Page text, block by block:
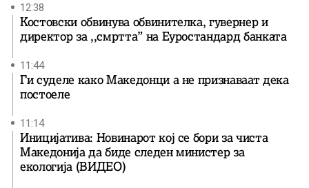
12:38
Костовски обвинува обвинителка, гувернер и
директор за ,,смртта” на Еуростандард банката
11:44
Ги суделе како Македонци а не признаваат дека
постоеле
11:14
Иницијатива: Новинарот кој се бори за чиста
Македонија да биде следен министер за
екологија (ВИДЕО)